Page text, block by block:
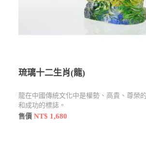
琉璃十二生肖(龍)
龍在中國傳統文化中是權勢、高貴、尊榮
和成功的標誌。
售價NT$ 1,680